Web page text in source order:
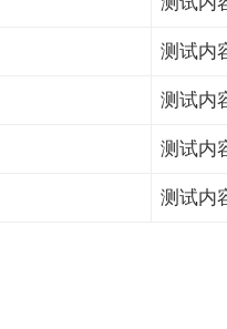
测试内
测试内
测试内
测试内